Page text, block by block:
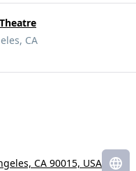
CA
CA 90015, USA